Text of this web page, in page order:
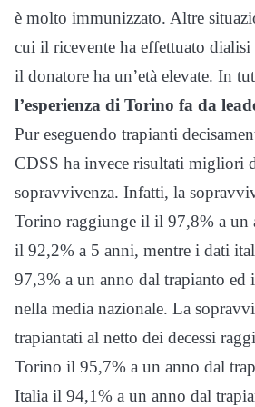
è molto immunizzato. Altre
cui il ricevente ha effettuato
il donatore ha un’età elevate. In
l’esperienza di Torino fa da
Pur eseguendo trapianti
CDSS ha invece risultati migliori
sopravvivenza. Infatti, la
Torino raggiunge il il 97,8% a un
il 92,2% a 5 anni, mentre i dati
97,3% a un anno dal trapianto ed
nella media nazionale. La
trapiantati al netto dei decessi
Torino il 95,7% a un anno dal
Italia il 94,1% a un anno dal